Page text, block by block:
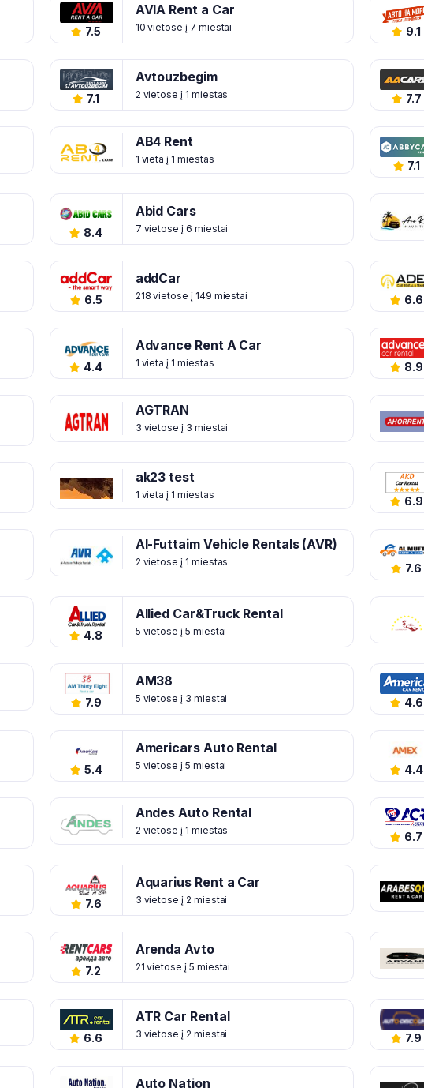
7.5
AVIA Rent a Car
10 vietose į 7 miestai 9.1
7.1
Avtouzbegim
2 vietose į 1 miestas 7.7
AB4 Rent
1 vieta į 1 miestas 7.1
8.4
Abid Cars
7 vietose į 6 miestai
6.5
addCar
218 vietose į 149 miestai 6.6
4.4
Advance Rent A Car
1 vieta į 1 miestas 8.9
AGTRAN
3 vietose į 3 miestai
ak23 test
1 vieta į 1 miestas 6.9
Al-Futtaim Vehicle Rentals (AVR)
2 vietose į 1 miestas 7.6
4.8
Allied Car&Truck Rental
5 vietose į 5 miestai
7.9
AM38
5 vietose į 3 miestai 4.6
5.4
Americars Auto Rental
5 vietose į 5 miestai 4.4
Andes Auto Rental
2 vietose į 1 miestas 6.7
7.6
Aquarius Rent a Car
3 vietose į 2 miestai
7.2
Arenda Avto
21 vietose į 5 miestai
6.6
ATR Car Rental
3 vietose į 2 miestai 7.9
Auto Nation